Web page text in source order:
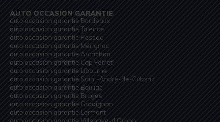
AUTO OCCASION GARANTIE
auto occasion garantie Bordeaux
auto occasion garantie Talence
auto occasion garantie Pessac
auto occasion garantie Mérignac
auto occasion garantie Arcachon
auto occasion garantie Cap Ferret
auto occasion garantie Libourne
auto occasion garantie Saint-André-de-Cubzac
auto occasion garantie Bouliac
auto occasion garantie Bruges
auto occasion garantie Gradignan
auto occasion garantie Lormont
auto occasion garantie Villenave-d’Ornon